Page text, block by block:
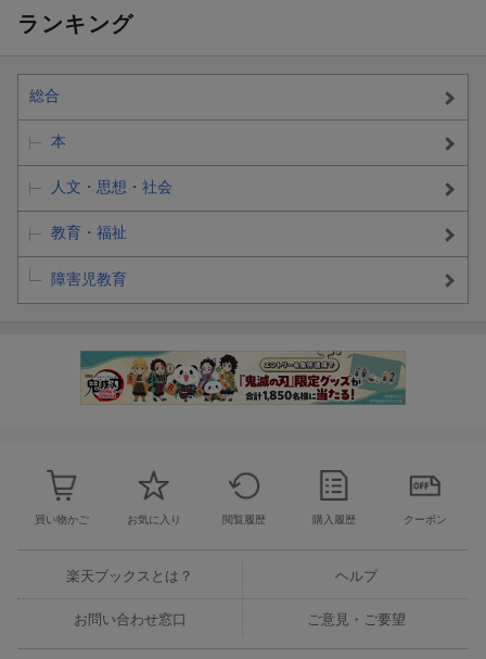
ランキング
総合
本
人文・思想・社会
教育・福祉
障害児教育
買い物かご お気に入り 閲覧履歴 購入履歴 クーポン
楽天ブックスとは？ ヘルプ
お問い合わせ窓口 ご意見・ご要望